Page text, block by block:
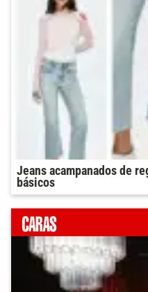
Jeans acampanados de
básicos